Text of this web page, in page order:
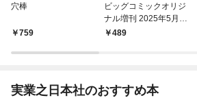
穴棒
759
ビッグコミックオリジ
ナル増刊 2025年5月増
刊号（2025年4月12日
489
実業之日本社のおすすめ本